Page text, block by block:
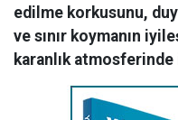
edilme korkusunu,
ve sınır koymanın
karanlık atmosferinde